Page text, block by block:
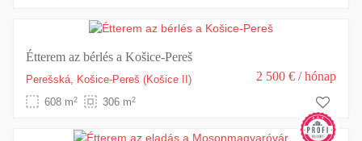
Étterem az bérlés a Košice-Pereš
Perešská, Košice-Pereš (Košice II)
608 m2 306 m2
2 500 € / hónap